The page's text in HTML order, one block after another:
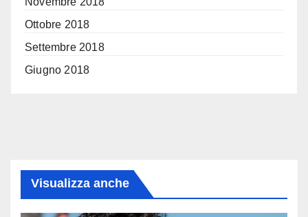
Ottobre 2018
Settembre 2018
Giugno 2018
Visualizza anche